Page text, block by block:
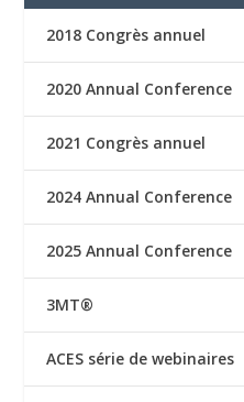
2018 Congrès annuel
2020 Annual Conference
2021 Congrès annuel
2024 Annual Conference
2025 Annual Conference
3MT®
ACES série de webinaires